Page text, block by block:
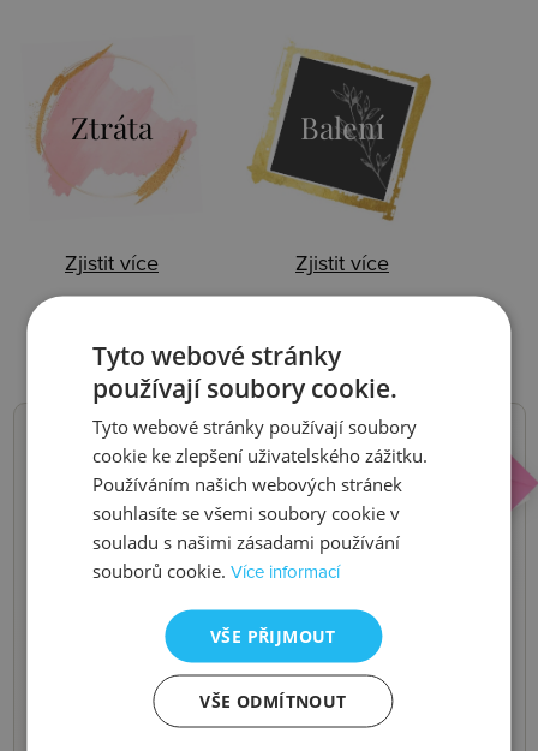
Ztráta
Zjistit více
Balení
Zjistit více
NOVINKY,
SLEVY, AKCE
Pošleme vám je do e-mailu.
Odeslat
Tyto webové stránky
používají soubory cookie.
Tyto webové stránky používají soubory
cookie ke zlepšení uživatelského zážitku.
Používáním našich webových stránek
souhlasíte se všemi soubory cookie v
souladu s našimi zásadami používání
souborů cookie.Více informací
VŠE PŘIJMOUT
VŠE ODMÍTNOUT